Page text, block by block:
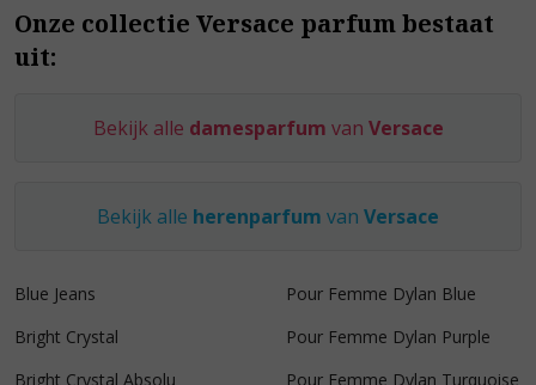
Onze collectie Versace parfum bestaat
uit:
Bekijk alle damesparfum van Versace
Bekijk alle herenparfum van Versace
Blue Jeans
Bright Crystal
Bright Crystal Absolu
Pour Femme Dylan Blue
Pour Femme Dylan Purple
Pour Femme Dylan Turquoise